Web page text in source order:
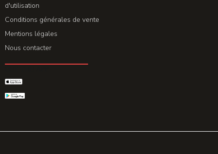
d'utilisation
Conditions générales de vente
Mentions légales
Nous contacter